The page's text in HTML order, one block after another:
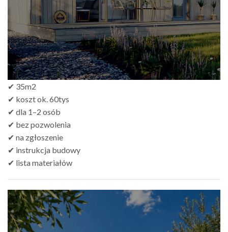
✔ 35m2
✔ koszt ok. 60tys
✔ dla 1–2 osób
✔ bez pozwolenia
✔ na zgłoszenie
✔ instrukcja budowy
✔ lista materiałów